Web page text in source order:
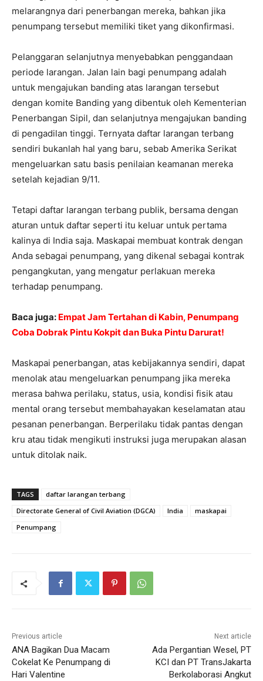
melarangnya dari penerbangan mereka, bahkan jika
penumpang tersebut memiliki tiket yang dikonfirmasi.
Pelanggaran selanjutnya menyebabkan penggandaan
periode larangan. Jalan lain bagi penumpang adalah
untuk mengajukan banding atas larangan tersebut
dengan komite Banding yang dibentuk oleh Kementerian
Penerbangan Sipil, dan selanjutnya mengajukan banding
di pengadilan tinggi. Ternyata daftar larangan terbang
sendiri bukanlah hal yang baru, sebab Amerika Serikat
mengeluarkan satu basis penilaian keamanan mereka
setelah kejadian 9/11.
Tetapi daftar larangan terbang publik, bersama dengan
aturan untuk daftar seperti itu keluar untuk pertama
kalinya di India saja. Maskapai membuat kontrak dengan
Anda sebagai penumpang, yang dikenal sebagai kontrak
pengangkutan, yang mengatur perlakuan mereka
terhadap penumpang.
Baca juga: Empat Jam Tertahan di Kabin, Penumpang
Coba Dobrak Pintu Kokpit dan Buka Pintu Darurat!
Maskapai penerbangan, atas kebijakannya sendiri, dapat
menolak atau mengeluarkan penumpang jika mereka
merasa bahwa perilaku, status, usia, kondisi fisik atau
mental orang tersebut membahayakan keselamatan atau
pesanan penerbangan. Berperilaku tidak pantas dengan
kru atau tidak mengikuti instruksi juga merupakan alasan
untuk ditolak naik.
TAGS
daftar larangan terbang
Directorate General of Civil Aviation (DGCA)
India
maskapai
Penumpang
Previous article
ANA Bagikan Dua Macam
Cokelat Ke Penumpang di
Hari Valentine
Next article
Ada Pergantian Wesel, PT
KCI dan PT TransJakarta
Berkolaborasi Angkut